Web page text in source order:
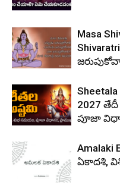
Masa
2027
పూజా
Amalaki
ఏకాదశి,